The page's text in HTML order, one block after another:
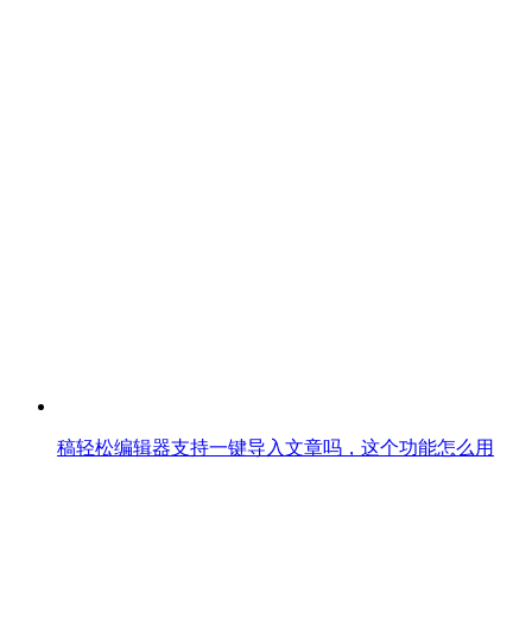
稿轻松编辑器支持一键导入文章吗，这个功能怎么用